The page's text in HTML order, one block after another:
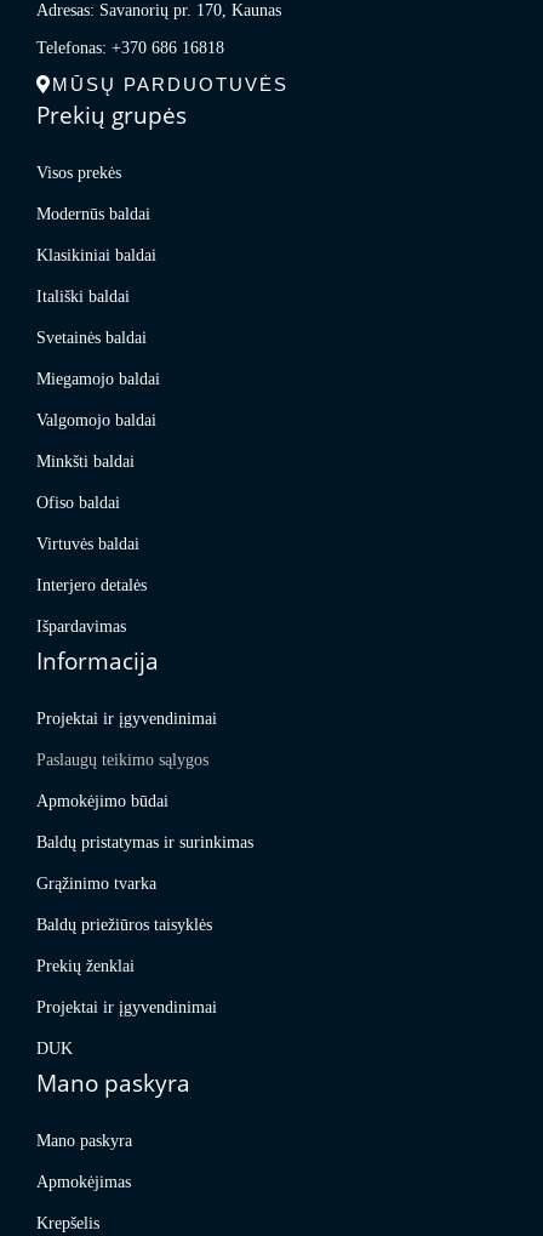
Adresas: Savanorių pr. 170, Kaunas
Telefonas: +370 686 16818
MŪSŲ PARDUOTUVĖS
Prekių grupės
Visos prekės
Modernūs baldai
Klasikiniai baldai
Itališki baldai
Svetainės baldai
Miegamojo baldai
Valgomojo baldai
Minkšti baldai
Ofiso baldai
Virtuvės baldai
Interjero detalės
Išpardavimas
Informacija
Projektai ir įgyvendinimai
Paslaugų teikimo sąlygos
Apmokėjimo būdai
Baldų pristatymas ir surinkimas
Grąžinimo tvarka
Baldų priežiūros taisyklės
Prekių ženklai
Projektai ir įgyvendinimai
DUK
Mano paskyra
Mano paskyra
Apmokėjimas
Krepšelis